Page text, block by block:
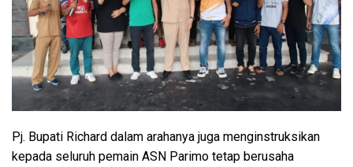
Pj. Bupati Richard dalam arahanya juga menginstruksikan
kepada seluruh pemain ASN Parimo tetap berusaha